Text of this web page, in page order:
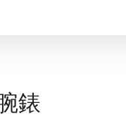
錶